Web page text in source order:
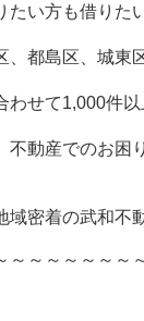
い方も借りた
都島区、城東
せて1,000件
す。
動産でのお困
密着の武和不
～～～～～～～